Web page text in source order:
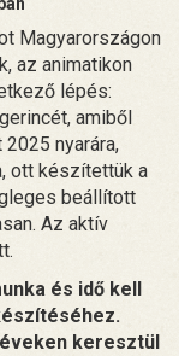
Magyarországon
az animatikon
lépés:
amiből
nyarára,
ott készítettük a
beállított
Az aktív
és idő kell
keresztül